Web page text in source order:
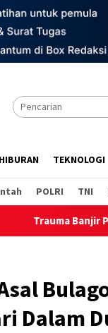
HIBURAN TEKNOLOGI
POLRI TNI
Banjir Puluhan
Dalam